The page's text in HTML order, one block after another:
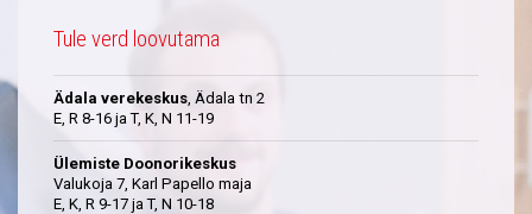
Eesti
Regionaalhaigla
Verekeskus
Tule verd loovutama
Ädala verekeskus , Ädala tn 2
E, R 8-16 ja T, K, N 11-19
Ülemiste Doonorikeskus
Valukoja 7, Karl Papello maja
E, K, R 9-17 ja T, N 10-18